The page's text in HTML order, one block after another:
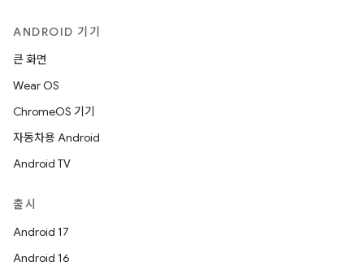
ANDROID 기기
큰 화면
Wear OS
ChromeOS 기기
자동차용 Android
Android TV
출시
Android 17
Android 16